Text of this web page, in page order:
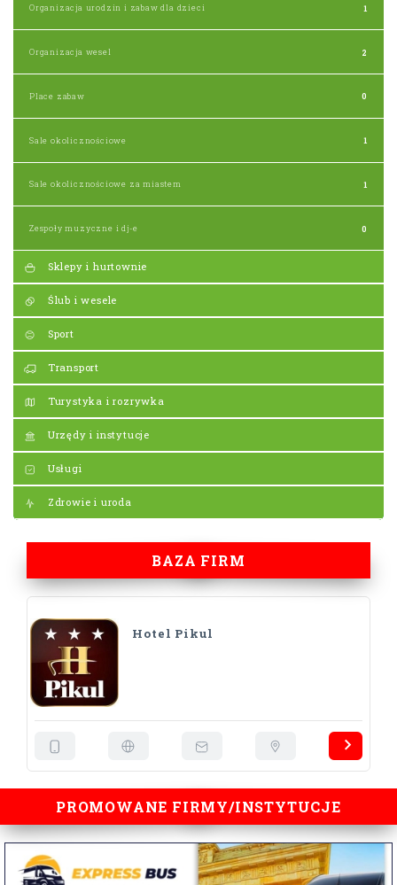
Organizacja urodzin i zabaw dla dzieci 1
Organizacja wesel 2
Place zabaw 0
Sale okolicznościowe 1
Sale okolicznościowe za miastem 1
Zespoły muzyczne i dj-e 0
Sklepy i hurtownie
Ślub i wesele
Sport
Transport
Turystyka i rozrywka
Urzędy i instytucje
Usługi
Zdrowie i uroda
BAZA FIRM
Hotel Pikul
PROMOWANE FIRMY/INSTYTUCJE